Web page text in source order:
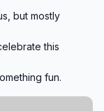
but mostly
this
fun.